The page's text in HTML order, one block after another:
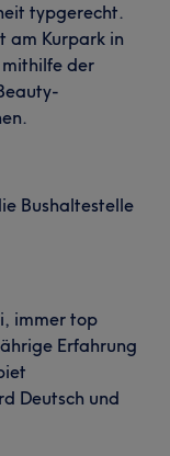
typgerecht.
am Kurpark in
der
Bushaltestelle
immer top
Erfahrung
Deutsch und